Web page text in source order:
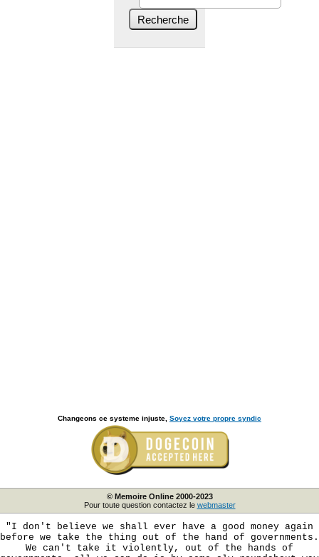
Changeons ce systeme injuste, Soyez votre propre syndic
© Memoire Online 2000-2023
Pour toute question contactez le webmaster
"I don't believe we shall ever have a good money again
before we take the thing out of the hand of governments.
We can't take it violently, out of the hands of